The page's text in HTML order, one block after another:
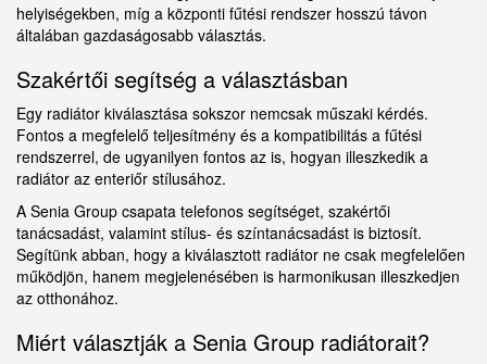
helyiségekben, míg a központi fűtési rendszer hosszú távon
általában gazdaságosabb választás.
Szakértői segítség a választásban
Egy radiátor kiválasztása sokszor nemcsak műszaki kérdés.
Fontos a megfelelő teljesítmény és a kompatibilitás a fűtési
rendszerrel, de ugyanilyen fontos az is, hogyan illeszkedik a
radiátor az enteriőr stílusához.
A Senia Group csapata telefonos segítséget, szakértői
tanácsadást, valamint stílus- és színtanácsadást is biztosít.
Segítünk abban, hogy a kiválasztott radiátor ne csak megfelelően
működjön, hanem megjelenésében is harmonikusan illeszkedjen
az otthonához.
Miért választják a Senia Group radiátorait?